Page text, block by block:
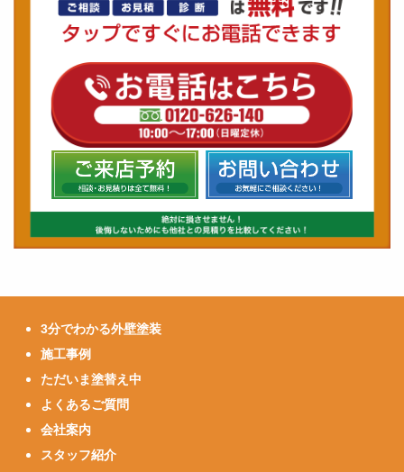
3分でわかる外壁塗装
施工事例
ただいま塗替え中
よくあるご質問
会社案内
スタッフ紹介